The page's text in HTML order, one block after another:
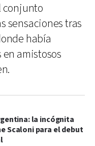
conjunto
sensaciones tras
había
amistosos
la incógnita
Scaloni para el debut